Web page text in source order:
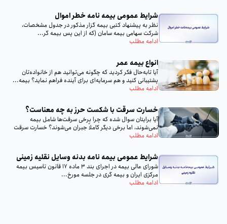
شرایط عمومی بیمه‌ نامه خطر اموال
نظر به پيشنهاد كتبى بيمه گزار مذكور در جدول مشخصات،
شركت سهامى بيمه سامان (كه از اين پس بيمه گر...
ادامه مطلب
انواع بیمه عمر
آیا تا‌به‌حال فکر کردید که چگونه می‌توانید هم از خانواده‌تان
پشتیبانی کنید و هم سرمایه‌ای برای آینده فراهم نماید؟ بیمه...
ادامه مطلب
خسارت سرقت با شکست حرز به چه معناست؟
آیا برایتان سوال شده که چرا برخی سرقت‌ها شامل بیمه
نمی‌شوند، اما برخی دیگر کاملاً جبران می‌شوند؟ خسارت سرقت
با...
ادامه مطلب
شرایط عمومی بیمه‌ نامه بدنه وسایل نقلیه زمینی
شورای عالی بیمه در اجرای بند 3 ماده 17 قانون تاسیس بیمه
مرکزی ایران و بیمه گری در جلسه مورخ...
ادامه مطلب